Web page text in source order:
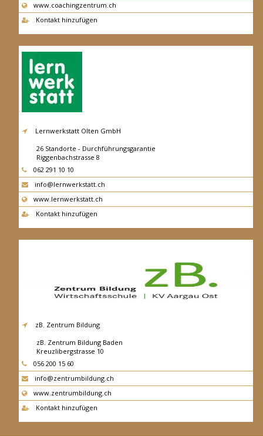
www.coachingzentrum.ch
Kontakt hinzufügen
Lernwerkstatt Olten GmbH
26 Standorte - Durchführungsgarantie
Riggenbachstrasse 8
4600 Olten
062 291 10 10
info@lernwerkstatt.ch
www.lernwerkstatt.ch
Kontakt hinzufügen
zB. Zentrum Bildung
zB. Zentrum Bildung Baden
Kreuzlibergstrasse 10
5400 Baden
056 200 15 60
info@zentrumbildung.ch
www.zentrumbildung.ch
Kontakt hinzufügen